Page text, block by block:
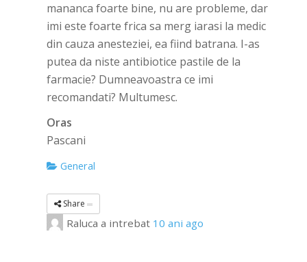
mananca foarte bine, nu are probleme, dar
imi este foarte frica sa merg iarasi la medic
din cauza anesteziei, ea fiind batrana. I-as
putea da niste antibiotice pastile de la
farmacie? Dumneavoastra ce imi
recomandati? Multumesc.
Oras
Pascani
General
Share
Raluca a intrebat 10 ani ago